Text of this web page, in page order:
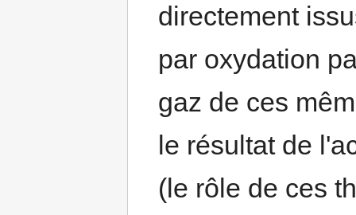
directement
par oxydation
gaz de ces
le résultat de
(le rôle de ces